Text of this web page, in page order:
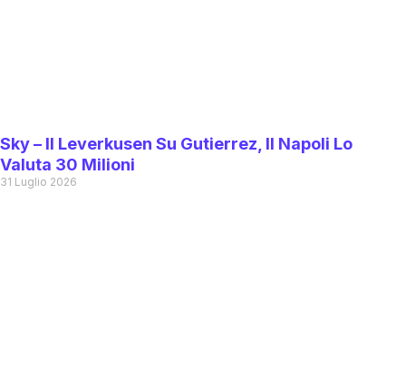
Sky – Il Leverkusen Su Gutierrez, Il Napoli Lo
Valuta 30 Milioni
31 Luglio 2026